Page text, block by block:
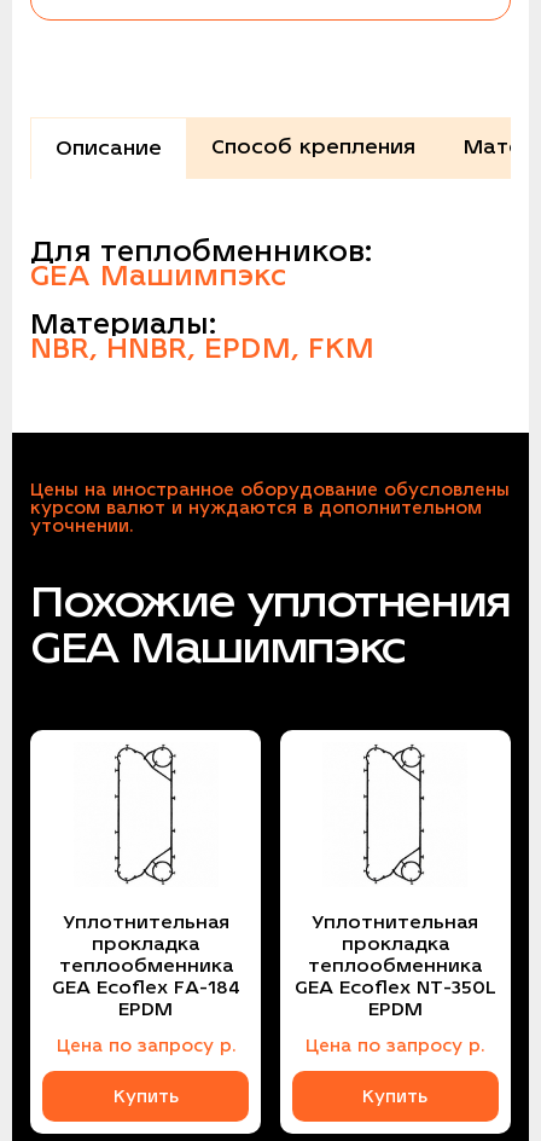
Описание Способ крепления
Для теплобменников:
GEA Машимпэкс
Материалы:
NBR, HNBR, EPDM, FKM
Цены на иностранное оборудование обусловлены
курсом валют и нуждаются в дополнительном
уточнении.
Похожие уплотнения
GEA Машимпэкс
Уплотнительная
прокладка
теплообменника
GEA Ecoflex FA-184
EPDM
Цена по запросур.
Купить
Уплотнительная
прокладка
теплообменника
GEA Ecoflex NT-350L
EPDM
Цена по запросу р.
Купить